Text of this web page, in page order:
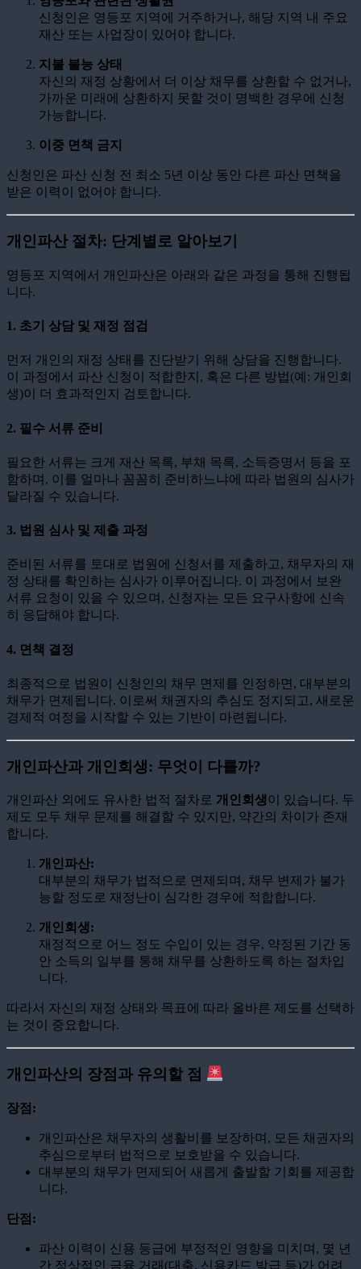
신청인은 영등포 지역에 거주하거나, 해당 지역 내 주요
재산 또는 사업장이 있어야 합니다.
지불 불능 상태
자신의 재정 상황에서 더 이상 채무를 상환할 수 없거나,
가까운 미래에 상환하지 못할 것이 명백한 경우에 신청
가능합니다.
이중 면책 금지
신청인은 파산 신청 전 최소 5년 이상 동안 다른 파산 면책을
받은 이력이 없어야 합니다.
개인파산 절차: 단계별로 알아보기
영등포 지역에서 개인파산은 아래와 같은 과정을 통해 진행됩
니다.
1. 초기 상담 및 재정 점검
먼저 개인의 재정 상태를 진단받기 위해 상담을 진행합니다.
이 과정에서 파산 신청이 적합한지, 혹은 다른 방법(예: 개인회
생)이 더 효과적인지 검토합니다.
2. 필수 서류 준비
필요한 서류는 크게 재산 목록, 부채 목록, 소득증명서 등을 포
함하며, 이를 얼마나 꼼꼼히 준비하느냐에 따라 법원의 심사가
달라질 수 있습니다.
3. 법원 심사 및 제출 과정
준비된 서류를 토대로 법원에 신청서를 제출하고, 채무자의 재
정 상태를 확인하는 심사가 이루어집니다. 이 과정에서 보완
서류 요청이 있을 수 있으며, 신청자는 모든 요구사항에 신속
히 응답해야 합니다.
4. 면책 결정
최종적으로 법원이 신청인의 채무 면제를 인정하면, 대부분의
채무가 면제됩니다. 이로써 채권자의 추심도 정지되고, 새로운
경제적 여정을 시작할 수 있는 기반이 마련됩니다.
개인파산과 개인회생: 무엇이 다를까?
개인파산 외에도 유사한 법적 절차로 개인회생이 있습니다. 두
제도 모두 채무 문제를 해결할 수 있지만, 약간의 차이가 존재
합니다.
개인파산:
대부분의 채무가 법적으로 면제되며, 채무 변제가 불가
능할 정도로 재정난이 심각한 경우에 적합합니다.
개인회생:
재정적으로 어느 정도 수입이 있는 경우, 약정된 기간 동
안 소득의 일부를 통해 채무를 상환하도록 하는 절차입
니다.
따라서 자신의 재정 상태와 목표에 따라 올바른 제도를 선택하
는 것이 중요합니다.
개인파산의 장점과 유의할 점
장점:
개인파산은 채무자의 생활비를 보장하며, 모든 채권자의
추심으로부터 법적으로 보호받을 수 있습니다.
대부분의 채무가 면제되어 새롭게 출발할 기회를 제공합
니다.
단점:
파산 이력이 신용 등급에 부정적인 영향을 미치며, 몇 년
간 정상적인 금융 거래(대출, 신용카드 발급 등)가 어려